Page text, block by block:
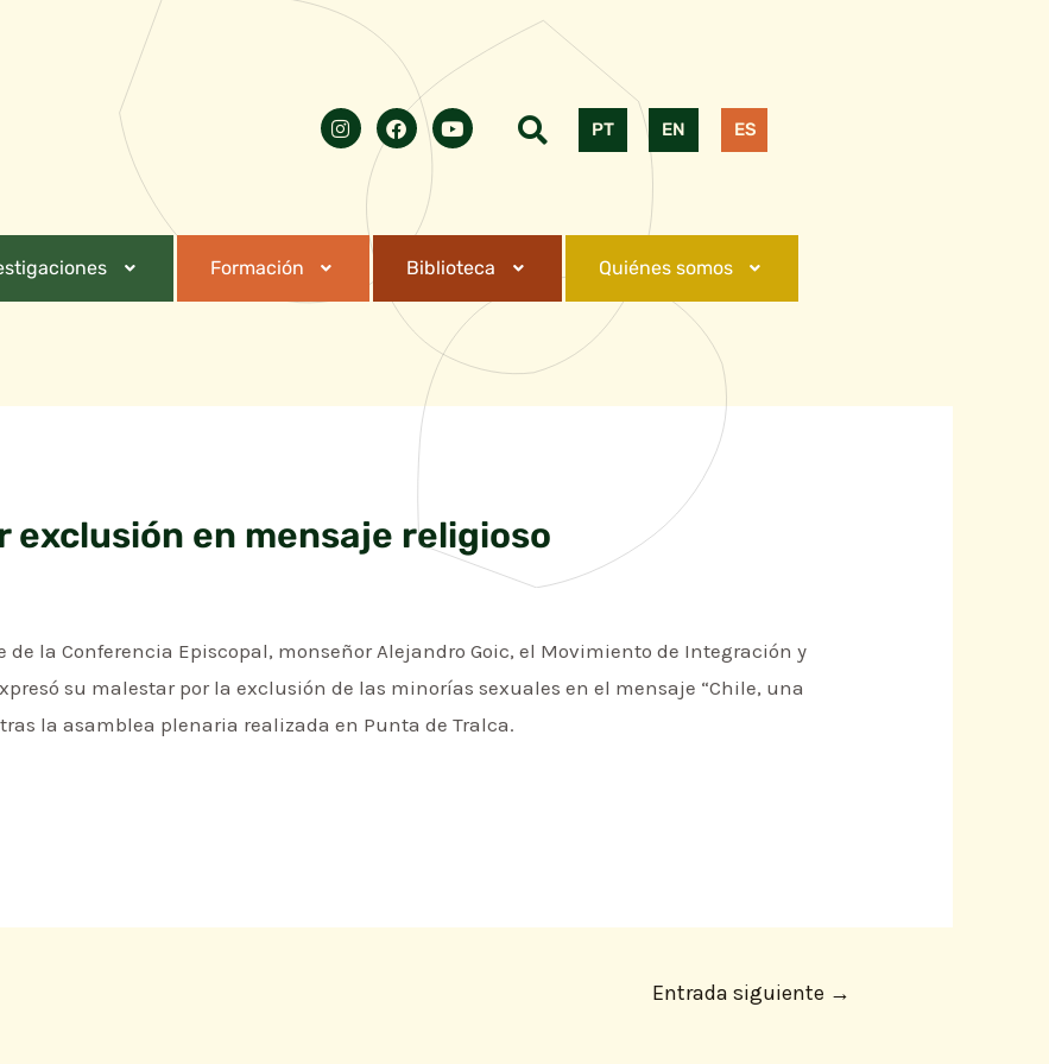
PT EN ES
Formación Biblioteca Quiénes somos
exclusión en mensaje religioso
la Conferencia Episcopal, monseñor Alejandro Goic, el Movimiento de Integración y
su malestar por la exclusión de las minorías sexuales en el mensaje “Chile, una
la asamblea plenaria realizada en Punta de Tralca.
Entrada siguiente →